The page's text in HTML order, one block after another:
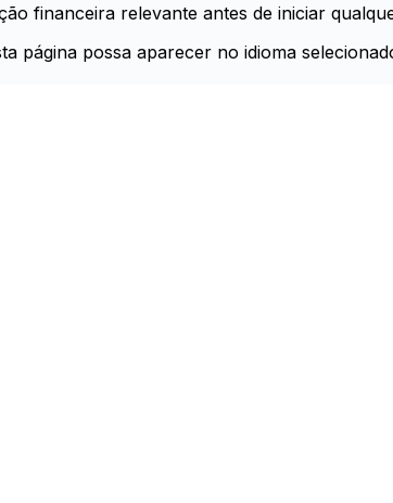
financeira relevante antes de iniciar
página possa aparecer no idioma